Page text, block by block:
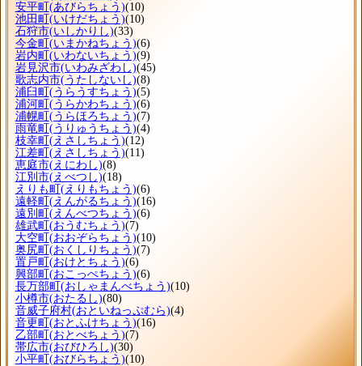
安平町 (あびらちょう)(10)
池田町 (いけだちょう)(10)
石狩市(いしかりし)(33)
今金町 (いまかねちょう)(6)
岩内町 (いわないちょう)(9)
岩見沢市(いわみざわし)(45)
歌志内市(うたしないし)(8)
浦臼町 (うらうすちょう)(5)
浦河町 (うらかわちょう)(6)
浦幌町 (うらほろちょう)(7)
雨竜町 (うりゅうちょう)(4)
枝幸町 (えさしちょう)(12)
江差町 (えさしちょう)(11)
恵庭市(えにわし)(8)
江別市(えべつし)(18)
えりも町 (えりもちょう)(6)
遠軽町 (えんがるちょう)(16)
遠別町 (えんべつちょう)(6)
雄武町 (おうむちょう)(7)
大空町 (おおぞらちょう)(10)
奥尻町 (おくしりちょう)(7)
置戸町 (おけとちょう)(6)
興部町 (おこっぺちょう)(6)
長万部町 (おしゃまんべちょう)(10)
小樽市(おたるし)(80)
音威子府村(おといねっぷむら)(4)
音更町 (おとふけちょう)(16)
乙部町 (おとべちょう)(7)
帯広市(おびひろし)(30)
小平町 (おびらちょう)(10)